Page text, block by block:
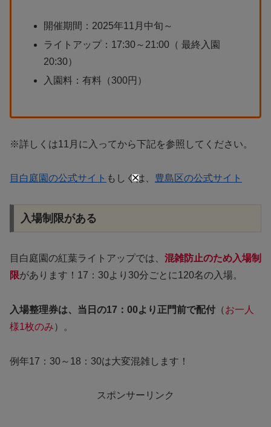
開催期間：2025年11月中旬～
ライトアップ：17:30～21:00（ 最終入園
20:30）
入園料：有料（300円）
※詳しくは11月に入ってから下記を参照してください。
目白庭園の公式サイト もしくは、 豊島区の公式サイト
入場制限がある
目白庭園の紅葉ライトアップでは、 混雑防止のため入場制
限があります！17：30より30分ごとに120名の入場。
入場整理券は、当日の17：00より正門前で配付 （お一人
様1枚のみ）。
例年17：30～18：30は大変混雑します！
スポンサーリンク